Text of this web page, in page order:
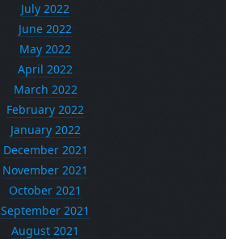
July 2022
June 2022
May 2022
April 2022
March 2022
February 2022
January 2022
December 2021
November 2021
October 2021
September 2021
August 2021